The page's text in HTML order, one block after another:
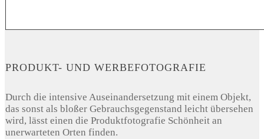
PRODUKT- UND WERBEFOTOGRAFIE
Durch die intensive Auseinandersetzung mit einem Objekt,
das sonst als bloßer Gebrauchsgegenstand leicht übersehen
wird, lässt einen die Produktfotografie Schönheit an
unerwarteten Orten finden.